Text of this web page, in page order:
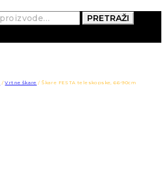
PRETRAŽI
/ Vrtne škare / Škare FESTA teleskopske, 66-90cm